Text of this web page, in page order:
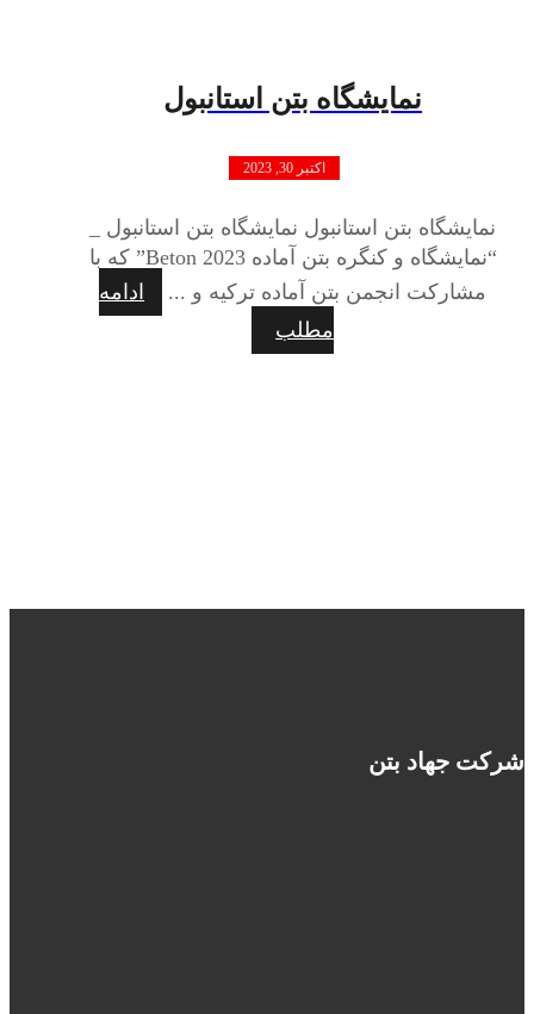
نمایشگاه بتن استانبول
اکتبر 30, 2023
نمایشگاه بتن استانبول نمایشگاه بتن استانبول _
“نمایشگاه و کنگره بتن آماده 2023 Beton” که با
مشارکت انجمن بتن آماده ترکیه و ...
ادامه
مطلب
شرکت جهاد بتن